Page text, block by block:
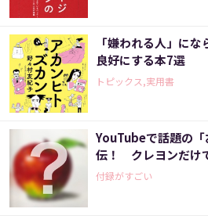
「嫌われる人」に
良好にする本7選
トピックス,実用書
YouTubeで話題の
伝！ クレヨンだけ
付録がすごい